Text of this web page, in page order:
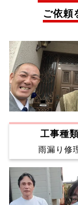
ご依頼
工事種
雨漏り修